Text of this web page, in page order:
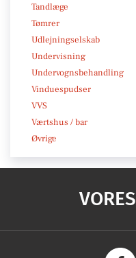
Tandlæge
Tømrer
Udlejningselskab
Undervisning
Undervognsbehandling
Vinduespudser
VVS
Værtshus / bar
Øvrige
VORES